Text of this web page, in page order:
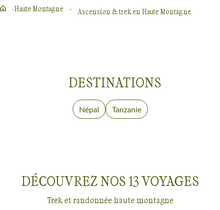
VoyagesHaute Montagne
Haute Montagne Ascension & trek en Haute Montagne
DESTINATIONS
Voyage
Haute
Népal
Voyage
Haute
Tanzanie
DÉCOUVREZ NOS 13VOYAGES
Trek et randonnée haute montagne